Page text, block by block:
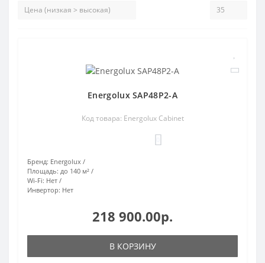
Energolux SAP48P2-A
Код товара: Energolux Cabinet
Бренд: Energolux
Площадь: до 140 м²
Wi-Fi: Нет
Инвертор: Нет
218 900.00р.
В КОРЗИНУ